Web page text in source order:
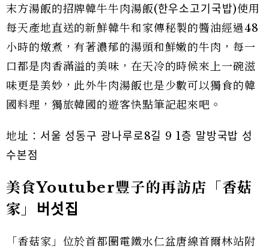
末方湯飯的招牌韓牛牛肉湯飯(한우소고기국밥)使用
每天產地直送的新鮮韓牛和家傳秘製的醬油經過48
小時的燉煮，有著濃郁的湯頭和鮮嫩的牛肉，每一
口都是肉香滿溢的美味，在天冷的時候來上一碗滋
味更是美妙，此外牛肉湯飯也是少數可以獨食的韓
國料理，獨旅韓國的遊客快點筆記起來吧。
地址：서울 성동구 광나루로8길 9 1층 말방국밥 성
수본점
美食Youtuber豐子的再訪店「香菇
家」 버섯집
「香菇家」位於首都圈電鐵水仁盆唐線首爾林站附